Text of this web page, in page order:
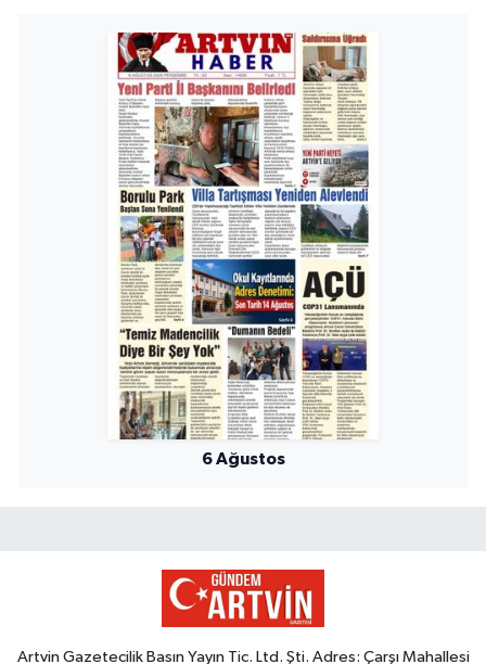
6 Ağustos
Artvin Gazetecilik Basın Yayın Tic. Ltd. Şti. Adres: Çarşı Mahallesi